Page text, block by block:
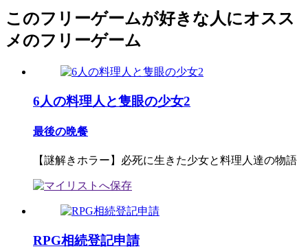
このフリーゲームが好きな人にオスス
メのフリーゲーム
6人の料理人と隻眼の少女2
最後の晩餐
【謎解きホラー】必死に生きた少女と料理人達の物語
RPG相続登記申請